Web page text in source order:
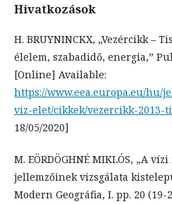
Hivatkozások
H. BRUYNINCKX, „Vezércikk –
élelem, szabadidő, energia,”
[Online] Available:
https://www.eea.europa.eu/hu/
viz-elet/cikkek/vezercikk-2013-
18/05/2020]
M. EÖRDÖGHNÉ MIKLÓS, „A
jellemzőinek vizsgálata
Modern Geográfia, I. pp. 20 (19-